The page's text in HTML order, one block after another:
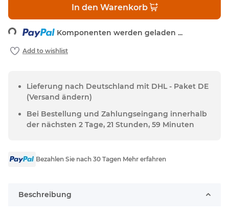
In den Warenkorb
Komponenten werden geladen ...
Lieferung nach Deutschland mit DHL - Paket DE
(Versand ändern)
Bei Bestellung und Zahlungseingang innerhalb
der nächsten 2 Tage, 21 Stunden, 59 Minuten
Bezahlen Sie nach 30 Tagen Mehr erfahren
Beschreibung